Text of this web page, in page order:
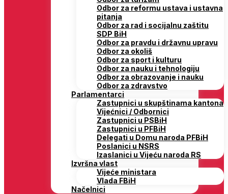
Odbor za reformu ustava i ustavna
pitanja
Odbor za rad i socijalnu zaštitu
SDP BiH
Odbor za pravdu i državnu upravu
Odbor za okoliš
Odbor za sport i kulturu
Odbor za nauku i tehnologiju
Odbor za obrazovanje i nauku
Odbor za zdravstvo
Parlamentarci
Zastupnici u skupštinama kantona
Vijećnici / Odbornici
Zastupnici u PSBiH
Zastupnici u PFBiH
Delegati u Domu naroda PFBiH
Poslanici u NSRS
Izaslanici u Vijeću naroda RS
Izvršna vlast
Vijeće ministara
Vlada FBiH
Načelnici